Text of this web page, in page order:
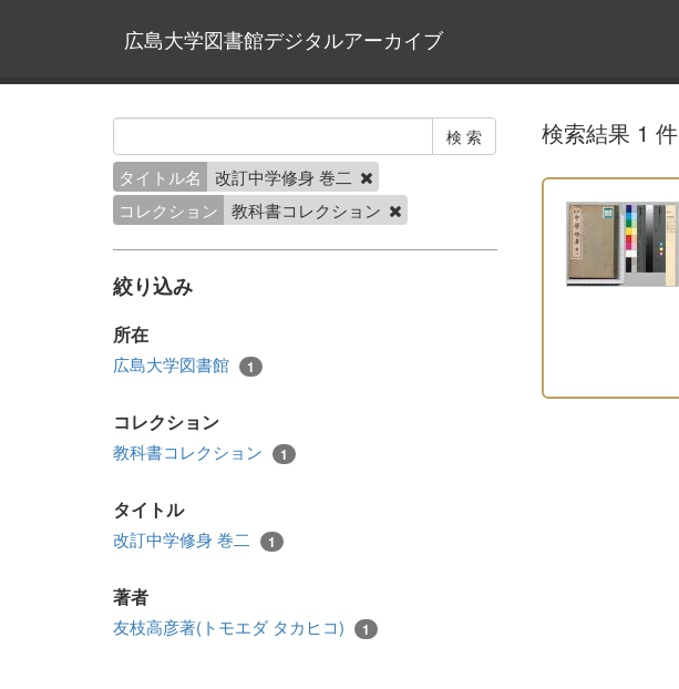
広島大学図書館デジタルアーカイブ
タイトル名
改訂中学修身 巻二
コレクション
教科書コレクション
絞り込み
所在
広島大学図書館 1
コレクション
教科書コレクション 1
タイトル
改訂中学修身 巻二 1
著者
友枝高彦著(トモエダ タカヒコ) 1
検索結果 1 件